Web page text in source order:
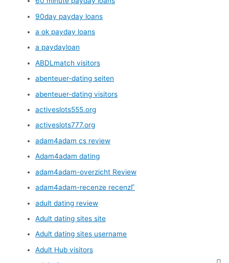
90day payday loans
a ok payday loans
a paydayloan
ABDLmatch visitors
abenteuer-dating seiten
abenteuer-dating visitors
activeslots555.org
activeslots777.org
adam4adam cs review
Adam4adam dating
adam4adam-overzicht Review
adam4adam-recenze recenzГ­
adult dating review
Adult dating sites site
Adult dating sites username
Adult Hub visitors